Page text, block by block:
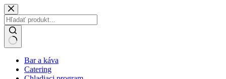
Skip
to
content
results Bar a káva
Catering